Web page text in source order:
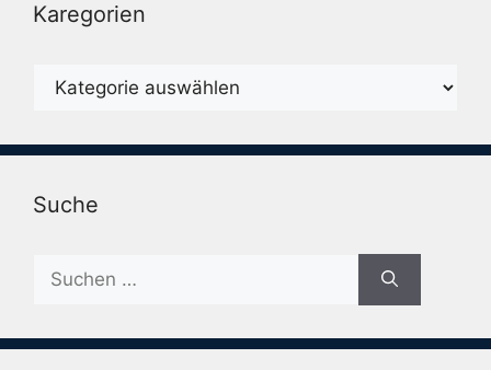
Karegorien
Karegorien
Suche
Suche
nach: